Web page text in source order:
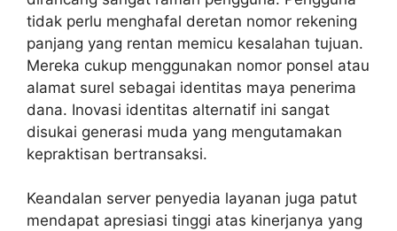
tidak perlu menghafal deretan nomor rekening
panjang yang rentan memicu kesalahan tujuan.
Mereka cukup menggunakan nomor ponsel atau
alamat surel sebagai identitas maya penerima
dana. Inovasi identitas alternatif ini sangat
disukai generasi muda yang mengutamakan
kepraktisan bertransaksi.
Keandalan server penyedia layanan juga patut
mendapat apresiasi tinggi atas kinerjanya yang